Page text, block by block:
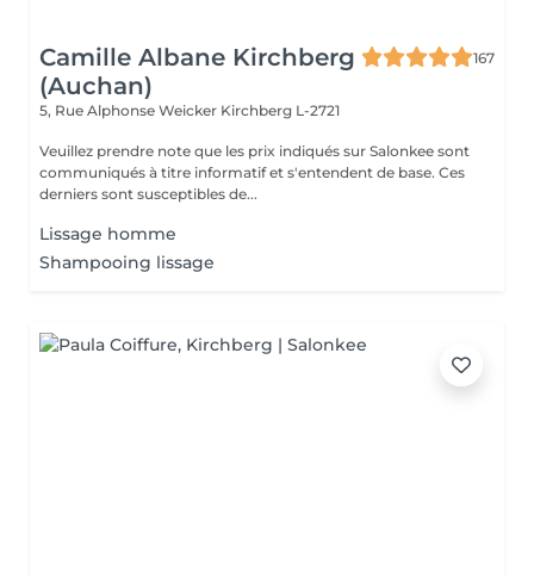
Camille Albane Kirchberg
(Auchan)
167
5, Rue Alphonse Weicker Kirchberg L-2721
Veuillez prendre note que les prix indiqués sur Salonkee sont
communiqués à titre informatif et s'entendent de base. Ces
derniers sont susceptibles de...
Lissage homme
Shampooing lissage